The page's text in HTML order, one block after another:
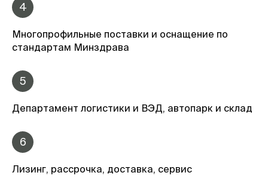
4
Многопрофильные поставки и оснащение по
стандартам Минздрава
5
Департамент логистики и ВЭД, автопарк и склад
6
Лизинг, рассрочка, доставка, сервис